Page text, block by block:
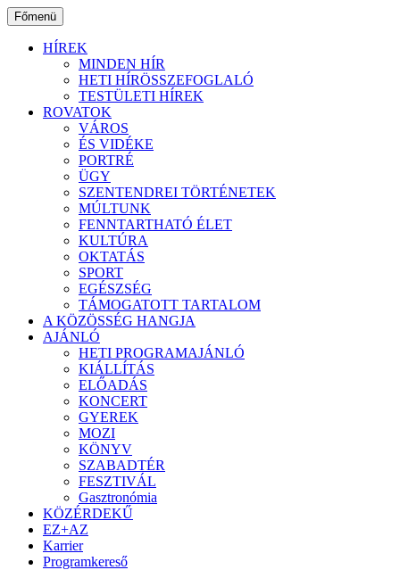
Ugrás
a
tartalomhoz
Főmenü
HÍREK
MINDEN HÍR
HETI HÍRÖSSZEFOGLALÓ
TESTÜLETI HÍREK
ROVATOK
VÁROS
ÉS VIDÉKE
PORTRÉ
ÜGY
SZENTENDREI TÖRTÉNETEK
MÚLTUNK
FENNTARTHATÓ ÉLET
KULTÚRA
OKTATÁS
SPORT
EGÉSZSÉG
TÁMOGATOTT TARTALOM
A KÖZÖSSÉG HANGJA
AJÁNLÓ
HETI PROGRAMAJÁNLÓ
KIÁLLÍTÁS
ELŐADÁS
KONCERT
GYEREK
MOZI
KÖNYV
SZABADTÉR
FESZTIVÁL
Gasztronómia
KÖZÉRDEKŰ
EZ+AZ
Karrier
Programkereső